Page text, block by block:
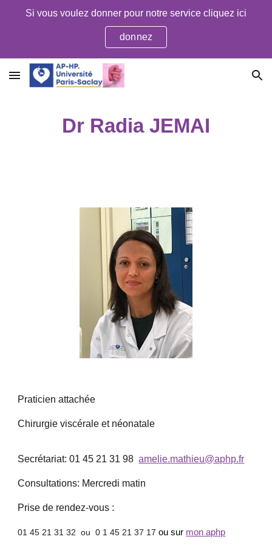
Si vous voulez donner pour notre service cliquez ici
donnez
Dr Radia JEMAI
Praticien attachée
Chirurgie viscérale et néonatale
Secrétariat: 01 45 21 31 98amelie.mathieu@aphp.fr
Consultations: Mercredi matin
Prise de rendez-vous :
01 45 21 31 32 ou 0 1 45 21 37 17 ou sur mon aphp